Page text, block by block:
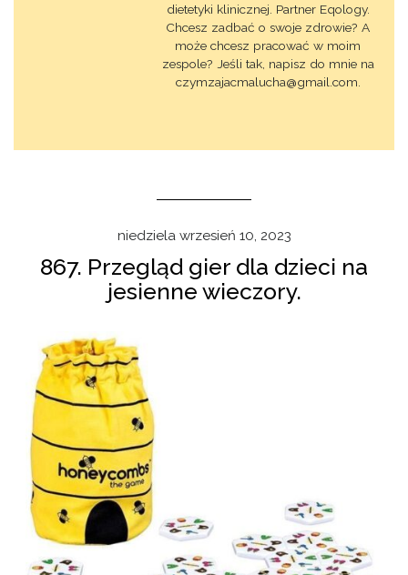
dietetyki klinicznej. Partner Eqology.
Chcesz zadbać o swoje zdrowie? A
może chcesz pracować w moim
zespole? Jeśli tak, napisz do mnie na
czymzajacmalucha@gmail.com.
niedziela wrzesień 10, 2023
867. Przegląd gier dla dzieci na
jesienne wieczory.